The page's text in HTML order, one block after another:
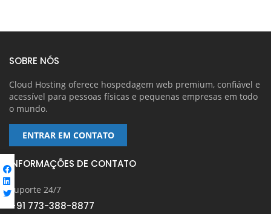
SOBRE NÓS
Cloud Hosting oferece hospedagem web premium, confiável e
acessível para pessoas físicas e pequenas empresas em todo
o mundo.
ENTRAR EM CONTATO
INFORMAÇÕES DE CONTATO
Suporte 24/7
+91 773-388-8877